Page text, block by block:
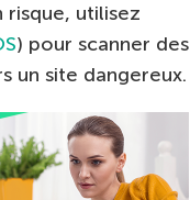
risque, utilisez
) pour scanner des
un site dangereux.